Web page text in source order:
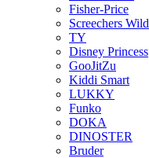
Fisher-Price
Screechers Wild
TY
Disney Princess
GooJitZu
Kiddi Smart
LUKKY
Funko
DOKA
DINOSTER
Bruder